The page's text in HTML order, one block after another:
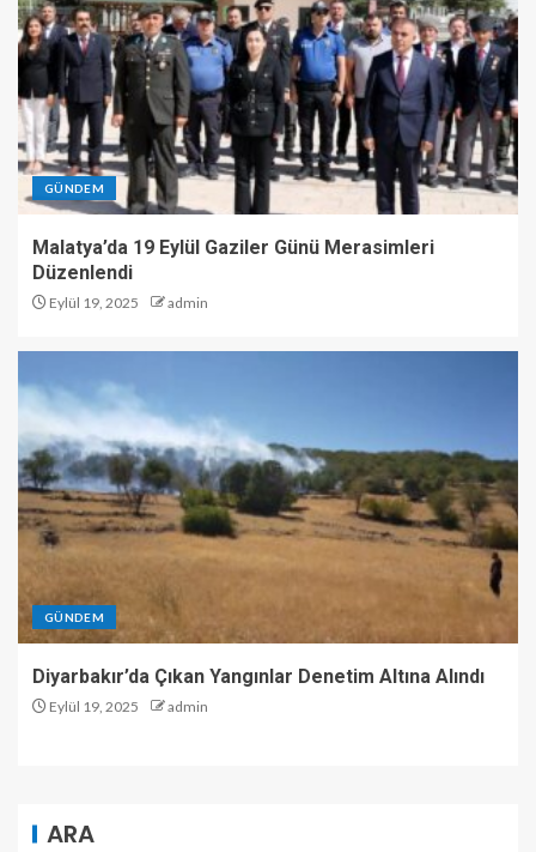
GÜNDEM
Malatya’da 19 Eylül Gaziler Günü Merasimleri
Düzenlendi
Eylül 19, 2025 admin
GÜNDEM
Diyarbakır’da Çıkan Yangınlar Denetim Altına Alındı
Eylül 19, 2025 admin
ARA